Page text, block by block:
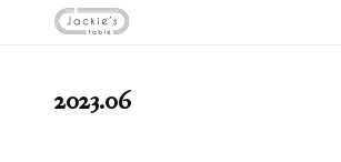
2023.06